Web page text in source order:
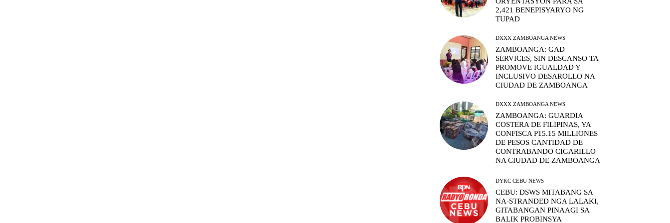
2,421 BENEPISYARYO NG
TUPAD
DXXX ZAMBOANGA NEWS
ZAMBOANGA: GAD
SERVICES, SIN DESCANSO TA
PROMOVE IGUALDAD Y
INCLUSIVO DESAROLLO NA
CIUDAD DE ZAMBOANGA
DXXX ZAMBOANGA NEWS
ZAMBOANGA: GUARDIA
COSTERA DE FILIPINAS, YA
CONFISCA P15.15 MILLIONES
DE PESOS CANTIDAD DE
CONTRABANDO CIGARILLO
NA CIUDAD DE ZAMBOANGA
DYKC CEBU NEWS
CEBU: DSWS MITABANG SA
NA-STRANDED NGA LALAKI,
GITABANGAN PINAAGI SA
BALIK PROBINSYA